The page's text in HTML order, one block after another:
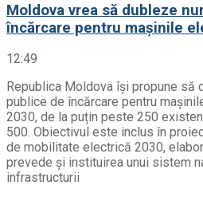
Moldova vrea să dubleze
încărcare pentru mașinile
12:49
Republica Moldova își propune să
publice de încărcare pentru
2030, de la puțin peste 250
500. Obiectivul este inclus în
de mobilitate electrică 2030,
prevede și instituirea unui sistem
infrastructurii